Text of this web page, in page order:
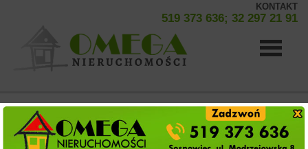
główna
KONTAKT
519 373 636; 32 297 21 91
Hale na sprzedaż (1 oferta)